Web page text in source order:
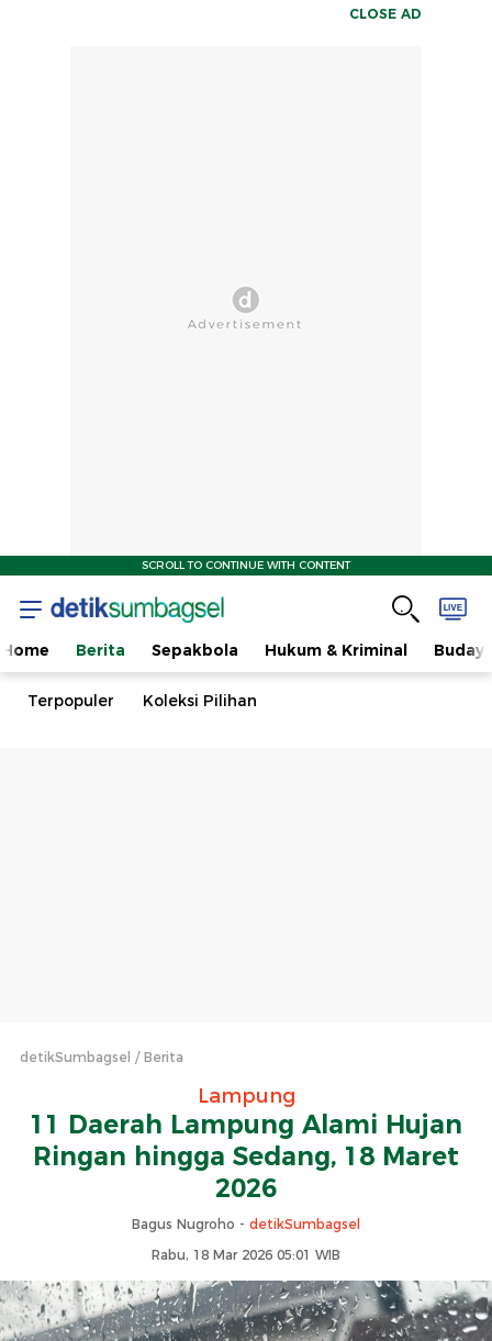
CLOSE AD
SCROLL TO CONTINUE WITH CONTENT
Home Berita Sepakbola Hukum & Kriminal
Terpopuler Koleksi Pilihan
detikSumbagsel Berita
Lampung
11 Daerah Lampung Alami Hujan
Ringan hingga Sedang, 18 Maret
2026
Bagus Nugroho - detikSumbagsel
Rabu, 18 Mar 2026 05:01 WIB